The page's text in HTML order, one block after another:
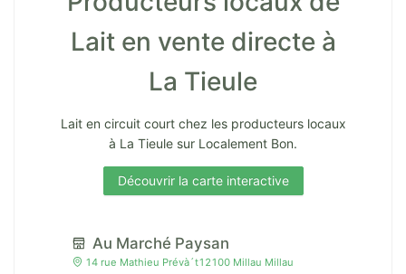
Lait en vente directe à
La Tieule
Lait en circuit court chez les producteurs locaux
à La Tieule sur Localement Bon.
Découvrir la carte interactive
Au Marché Paysan
14 rue Mathieu Prévà´t12100 Millau Millau